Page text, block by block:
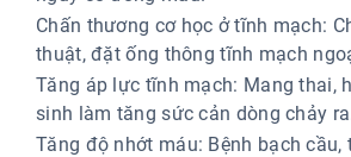
Chấn thương cơ học ở tĩnh mạch:
thuật, đặt ống thông tĩnh mạch
Tăng áp lực tĩnh mạch: Mang thai,
sinh làm tăng sức cản dòng chảy
Tăng độ nhớt máu: Bệnh bạch cầu,